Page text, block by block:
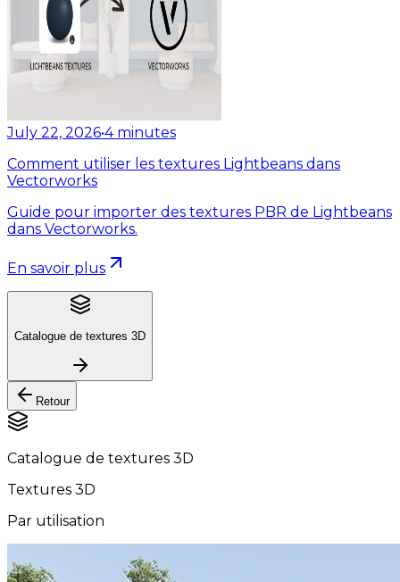
July 22, 2026•4 minutes
Comment utiliser les textures Lightbeans dans
Vectorworks
Guide pour importer des textures PBR de Lightbeans
dans Vectorworks.
En savoir plus
Catalogue de textures 3D
Retour
Catalogue de textures 3D
Textures 3D
Par utilisation